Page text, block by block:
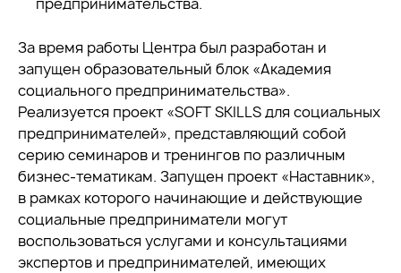
За время работы Центра был разработан и
запущен образовательный блок «Академия
социального предпринимательства».
Реализуется проект «SOFT SKILLS для социальных
предпринимателей», представляющий собой
серию семинаров и тренингов по различным
бизнес-тематикам. Запущен проект «Наставник»,
в рамках которого начинающие и действующие
социальные предприниматели могут
воспользоваться услугами и консультациями
экспертов и предпринимателей, имеющих